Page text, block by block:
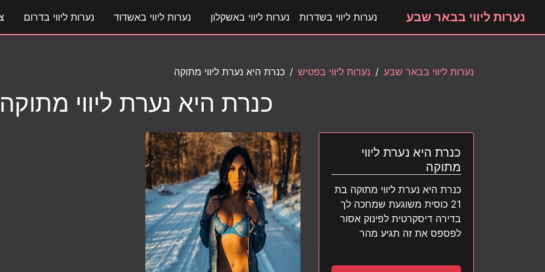
נערות ליווי בבאר שבע נערות ליווי בשדרות נערות ליווי באשקלון נערות ליווי באשדוד נערות ליווי בדרום
נערות ליווי בבאר שבע נערות ליווי בפטיש כנרת היא נערת ליווי מתוקה
כנרת היא נערת ליווי מתוקה
כנרת היא נערת ליווי
מתוקה
כנרת היא נערת ליווי מתוקה בת
21 כוסית משוגעת שמחכה לך
בדירה דיסקרטית לפינוק אסור
לפספס את זה תגיע מהר